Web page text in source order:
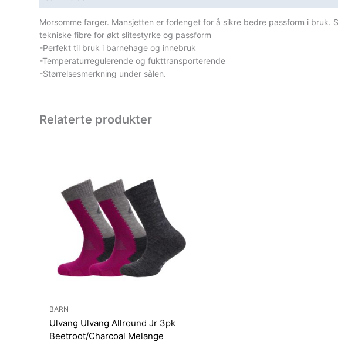
Morsomme farger. Mansjetten er forlenget for å sikre bedre passform i
tekniske fibre for økt slitestyrke og passform
-Perfekt til bruk i barnehage og innebruk
-Temperaturregulerende og fukttransporterende
-Størrelsesmerkning under sålen.
Relaterte produkter
BARN
Ulvang Ulvang Allround Jr 3pk
Beetroot/Charcoal Melange